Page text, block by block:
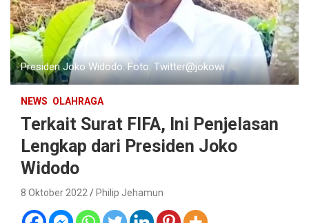
Presiden Joko Widodo. Foto: Twitter@jokowi
NEWS OLAHRAGA
Terkait Surat FIFA, Ini Penjelasan
Lengkap dari Presiden Joko
Widodo
8 Oktober 2022 Philip Jehamun